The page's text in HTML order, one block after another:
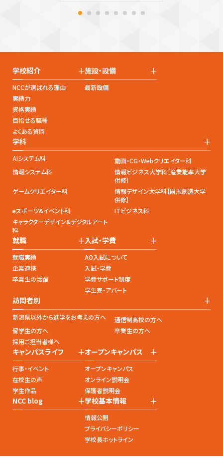
学校紹介 +
NCCが選ばれる理由
実績力
資格実績
目指せる職種
よくある質問
施設・設備 +
最新設備
学科 +
AIシステム科
動画・CG・Webクリエイター科
情報システム科
情報ビジネス大学科［産業能率大学
併修］
ゲームクリエイター科
情報デザイン大学科［開志創造大学
併修］
eスポーツ&イベント科
ITビジネス科
キャラクターデザイン&デジタルアート
科
就職 +
就職実績
企業連携
卒業生の活躍
入試・学費 +
AO入試について
入試・学費
学費サポート制度
学生寮・アパート
訪問者別 +
新潟県以外から進学をお考えの方へ
通信制高校の方へ
留学生の方へ
卒業生の方へ
採用ご担当者様へ
キャンパスライフ +
行事・イベント
在校生の声
学生作品
オープンキャンパス +
オープンキャンパス
オンライン説明会
保護者説明会
NCC blog +学校基本情報 +
情報公開
プライバシーポリシー
学校長ホットライン